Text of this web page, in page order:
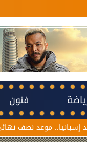
فنون
نصف نهائي مونديال